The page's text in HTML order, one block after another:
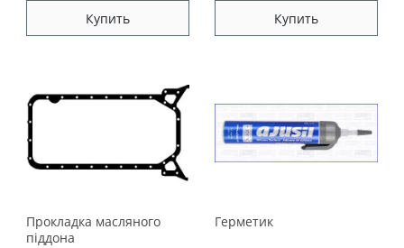
Купить Купить
Прокладка масляного
пiддона
Герметик